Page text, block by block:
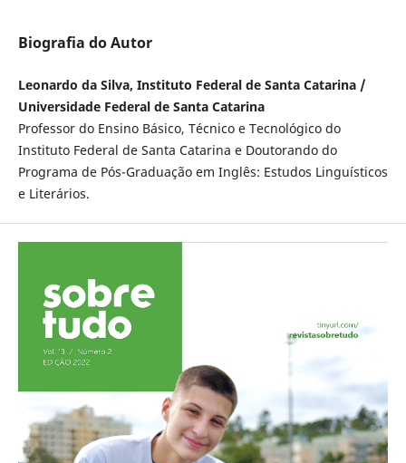
Biografia do Autor
Leonardo da Silva, Instituto Federal de Santa Catarina /
Universidade Federal de Santa Catarina
Professor do Ensino Básico, Técnico e Tecnológico do
Instituto Federal de Santa Catarina e Doutorando do
Programa de Pós-Graduação em Inglês: Estudos Linguísticos
e Literários.